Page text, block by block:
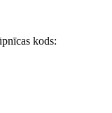
kods: